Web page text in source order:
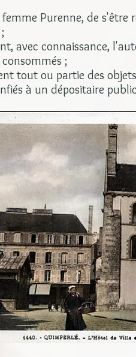
femme Purenne, de
avec connaissance,
;
tout ou partie des
à un dépositaire